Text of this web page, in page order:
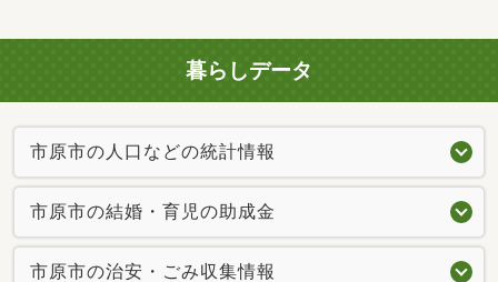
暮らしデータ
市原市の人口などの統計情報
市原市の結婚・育児の助成金
市原市の治安・ごみ収集情報